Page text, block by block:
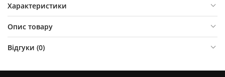
Характеристики
Опис товару
Відгуки (0)